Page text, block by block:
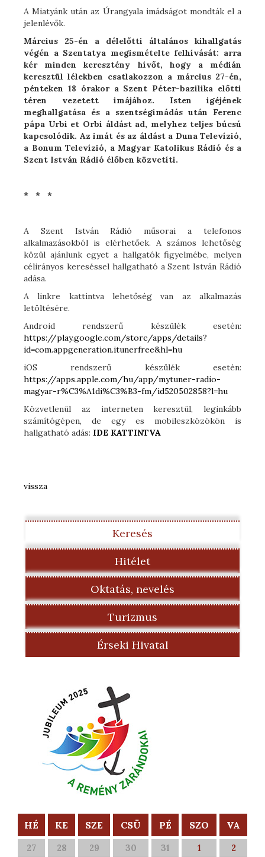
A Miatyánk után az Úrangyala imádságot mondták el a
jelenlévők.
Március 25-én a délelőtti általános kihallgatás
végén a Szentatya megismételte felhívását: arra
kér minden keresztény hívőt, hogy a médián
keresztül lélekben csatlakozzon a március 27-én,
pénteken 18 órakor a Szent Péter-bazilika előtti
téren vezetett imájához. Isten igéjének
meghallgatása és a szentségimádás után Ferenc
pápa Urbi et Orbi áldást ad, melyhez teljes búcsú
kapcsolódik. Az imát és az áldást a Duna Televízió,
a Bonum Televízió, a Magyar Katolikus Rádió és a
Szent István Rádió élőben közvetíti.
* * *
A Szent István Rádió műsorai a telefonos
alkalmazásokból is elérhetőek. A számos lehetőség
közül ajánlunk egyet a hallgatók figyelmébe, melyen
célirányos kereséssel hallgatható a Szent István Rádió
adása.
A linkre kattintva lehetőség van az alkalmazás
letöltésére.
Android rendszerű készülék esetén:
https://play.google.com/store/apps/details?
id=com.appgeneration.itunerfree&hl=hu
iOS rendszerű készülék esetén:
https://apps.apple.com/hu/app/mytuner-radio-
magyar-r%C3%A1di%C3%B3-fm/id520502858?l=hu
Közvetlenül az interneten keresztül, leginkább
számítógépen, de egy es mobileszközökön is
hallgatható adás: IDE KATTINTVA
vissza
Keresés
Hitélet
Oktatás, nevelés
Turizmus
Érseki Hivatal
HÉ KE SZE CSÜ PÉ SZO VA
27 28 29 30 31 1
2